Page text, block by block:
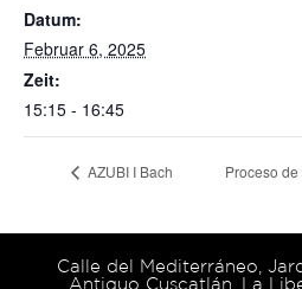
Datum:
Februar 6, 2025
Zeit:
15:15 - 16:45
AZUBI I Bach Proceso
Calle del Mediterráneo,
Antiguo Cuscatlán, La